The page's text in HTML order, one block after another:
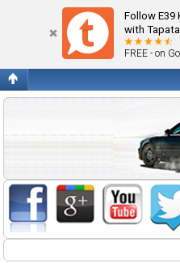
Follow E39
with
FREE - on
Belépés